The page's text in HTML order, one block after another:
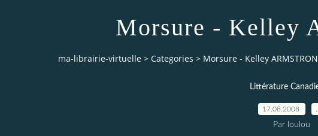
Morsure - Kelley
ma-librairie-virtuelle > Categories > Morsure - Kelley
Littérature
17.08.2008
Par loulou